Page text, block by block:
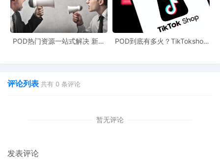
POD热门资源一站式解决 新手
POD到底有多火？TikTokshop
评论列表 共有 0 条评论
暂无评论
发表评论